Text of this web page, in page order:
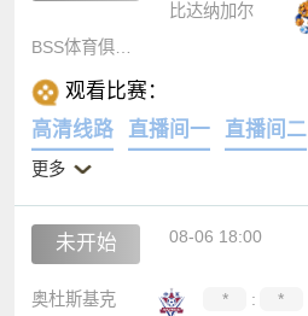
比达纳加尔
观看比赛：
高清线路
直播间一 直播间二
更多
未开始 08-06 18:00
奥杜斯基克
* : *